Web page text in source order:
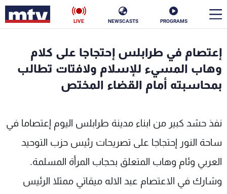
PROGRAMS
NEWSCASTS
LIVE
إعتصام في طرابلس إحتجاجا على كلام
وهاب المسيء للإسلام ولافتات تطالب
بمحاسبته أمام القضاء المختص
نفذ حشد كبير من ابناء مدينة طرابلس اليوم إعتصاما في
ساحة النور إحتجاجا على تصريحات رئيس حزب التوحيد
العربي وئام وهاب المتعلق بحجاب المرأة المسلمة.
وشارك في الاعتصام عبد الاله ميقاتي ممثلا الرئيس
الأخبار
سياسة ناس
منوعات رياضة
كأس العالم